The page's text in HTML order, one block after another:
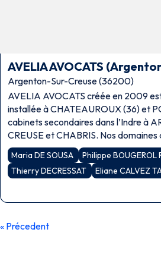
AVELIA AVOCATS
Argenton-Sur-Creuse (36200)
AVELIA AVOCATS créée en 2009
installée à CHATEAUROUX (36) et
cabinets secondaires dans l’Indre à
CREUSE et CHABRIS. Nos
droit des particuliers, le droit
Maria DE SOUSA
Philippe BOUGEROL
Thierry DECRESSAT
Eliane CALVEZ
« Précedent